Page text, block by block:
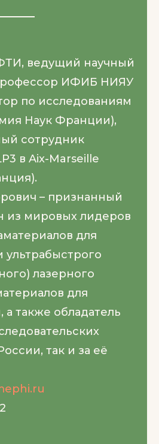
ведущий научный
ИФИБ НИЯУ
по исследованиям
Наук Франции),
сотрудник
в Aix-Marseille
– признанный
из мировых лидеров
для
ультрабыстрого
лазерного
для
также обладатель
так и за её